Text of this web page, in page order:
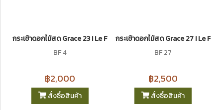
กระเช้าดอกไม้สด Grace 23 I Le Floriste
BF 4
฿2,000
สั่งซื้อสินค้า
กระเช้าดอกไม้สด Grace 27 I Le
BF 27
฿2,500
สั่งซื้อสินค้า